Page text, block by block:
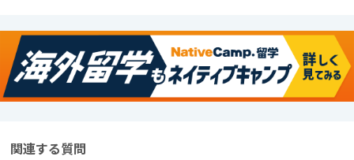
関連する質問